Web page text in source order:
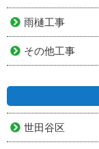
雨樋工事
その他工事
世田谷区